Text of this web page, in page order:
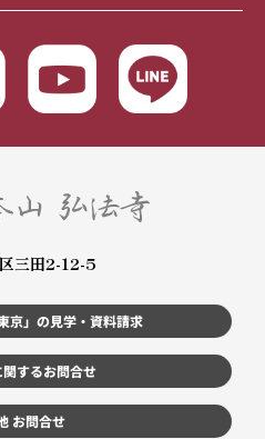
三田2-12-5
京」の見学・資料請求
するお問合せ
お問合せ